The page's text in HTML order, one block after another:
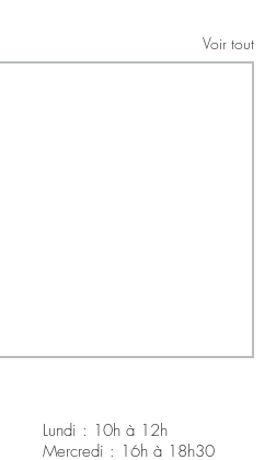
Voir tout
Lundi : 10h à 12h
Mercredi : 16h à 18h30